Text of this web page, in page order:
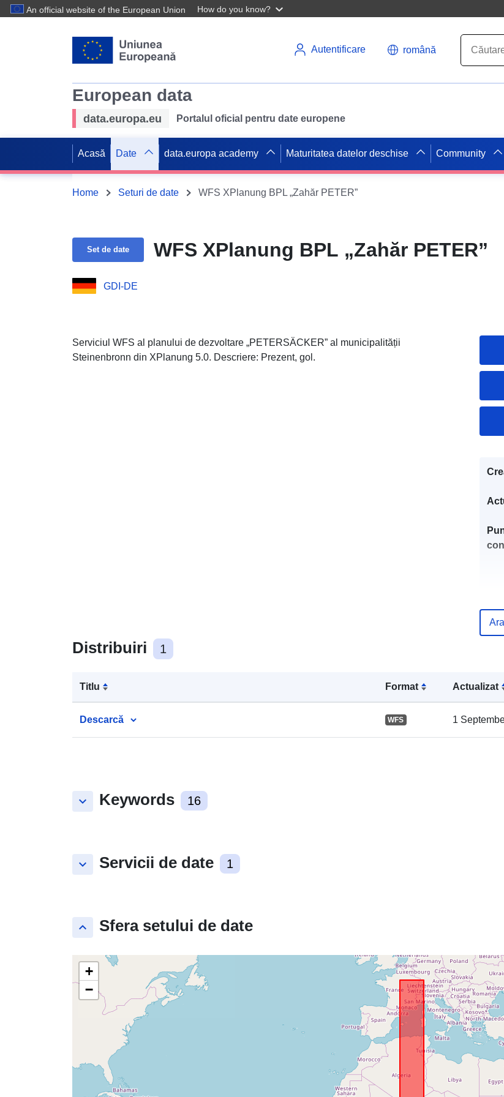
An official website of the European Union How do you know?
Autentificare română
European data
data.europa.eu Portalul oficial pentru date europene
Acasă Date data.europa academy Maturitatea datelor deschise Community
Home Seturi de date WFS XPlanung BPL „Zahăr PETER”
Set de date WFS XPlanung BPL „Zahăr PETER”
GDI-DE
Serviciul WFS al planului de dezvoltare „PETERSÄCKER” al municipalității
Steinenbronn din XPlanung 5.0. Descriere: Prezent, gol.
Distribuiri 1
Titlu Format Actualizat
Descarcă WFS 1
keyboard_arrow_down Keywords 16
keyboard_arrow_down Servicii de date 1
keyboard_arrow_up Sfera setului de date
+
−